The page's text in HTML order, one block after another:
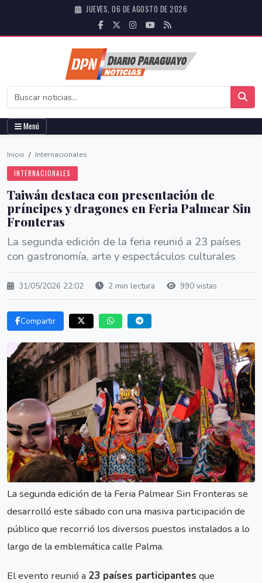
JUEVES, 06 DE AGOSTO DE 2026
Menú
Inicio / Internacionales
INTERNACIONALES
Taiwán destaca con presentación de
príncipes y dragones en Feria Palmear Sin
Fronteras
La segunda edición de la feria reunió a 23 países
con gastronomía, arte y espectáculos culturales
31/05/2026 22:02 2 min lectura 990 vistas
Compartir
La segunda edición de la Feria Palmear Sin Fronteras se
desarrolló este sábado con una masiva participación de
público que recorrió los diversos puestos instalados a lo
largo de la emblemática calle Palma.
El evento reunió a 23 países participantes que